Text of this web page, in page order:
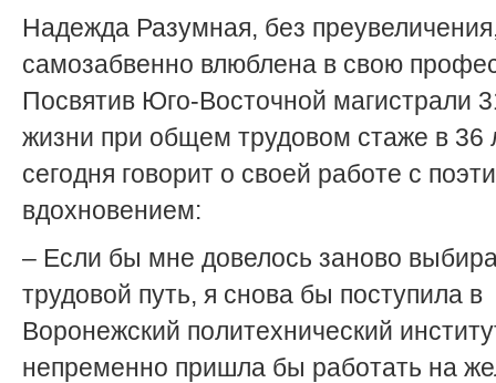
Надежда Разумная, без
самозабвенно влюблена в свою
Посвятив Юго-Восточной магистрали
жизни при общем трудовом стаже в 36
сегодня говорит о своей работе с
вдохновением:
– Если бы мне довелось заново
трудовой путь, я снова бы поступила в
Воронежский политехнический
непременно пришла бы работать на